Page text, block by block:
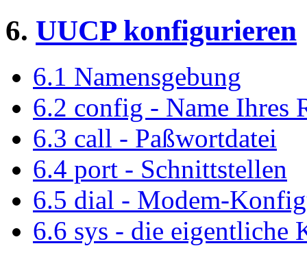
6. UUCP konfigurieren
6.1 Namensgebung
6.2 config - Name Ihres
6.3 call - Paßwortdatei
6.4 port - Schnittstellen
6.5 dial - Modem-
6.6 sys - die eigentliche